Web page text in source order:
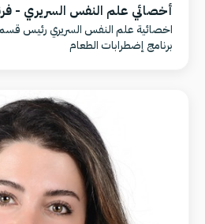
أخصائي علم النفس السريري -
اخصائية علم النفس السريري رئيس قسم
برنامج إضطرابات الطعام